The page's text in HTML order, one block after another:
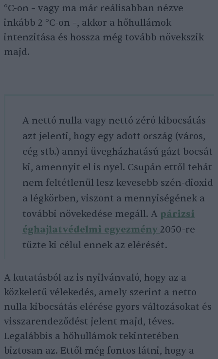
°C-on – vagy ma már reálisabban nézve
inkább 2 °C-on –, akkor a hőhullámok
intenzitása és hossza még tovább növekszik
majd.
A nettó nulla vagy nettó zéró kibocsátás
azt jelenti, hogy egy adott ország (város,
cég stb.) annyi üvegházhatású gázt bocsát
ki, amennyit el is nyel. Csupán ettől tehát
nem feltétlenül lesz kevesebb szén-dioxid
a légkörben, viszont a mennyiségének a
további növekedése megáll. A párizsi
éghajlatvédelmi egyezmény 2050-re
tűzte ki célul ennek az elérését.
A kutatásból az is nyilvánvaló, hogy az a
közkeletű vélekedés, amely szerint a netto
nulla kibocsátás elérése gyors változásokat és
visszarendeződést jelent majd, téves.
Legalábbis a hőhullámok tekintetében
biztosan az. Ettől még fontos látni, hogy a